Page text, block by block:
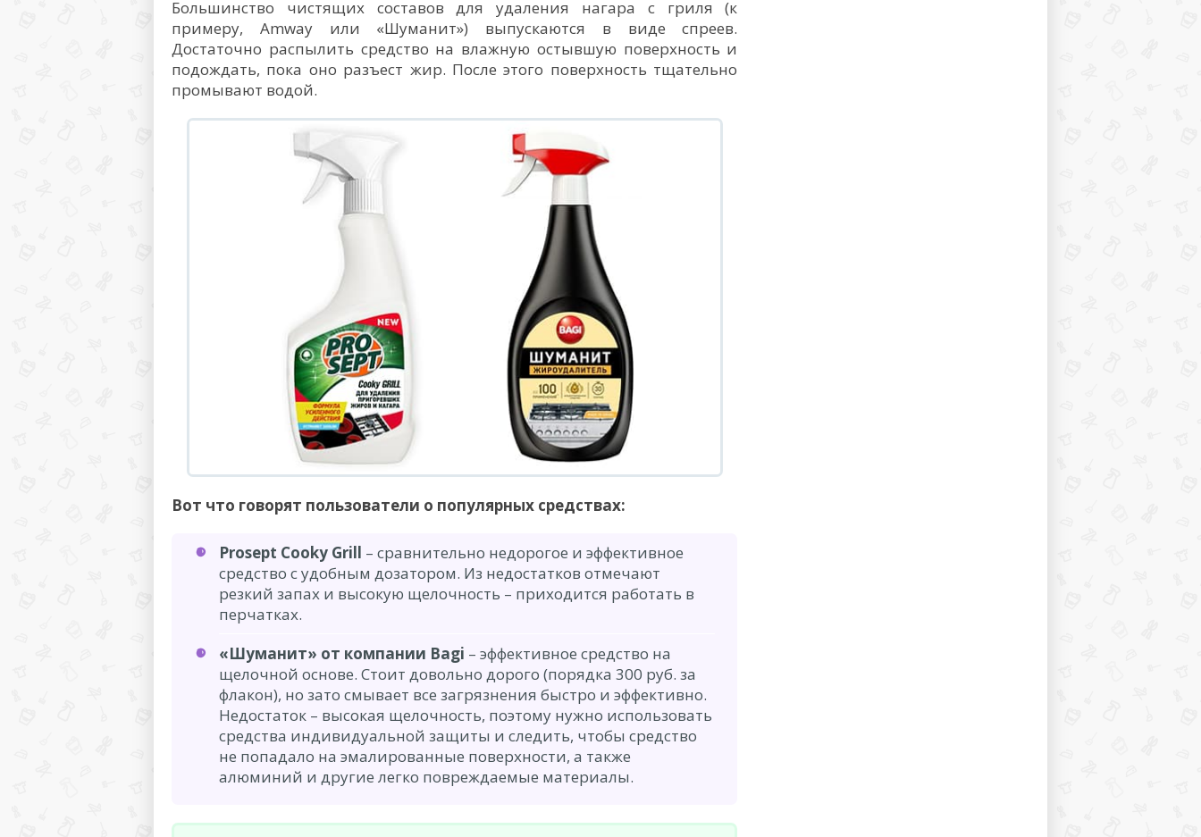
Большинство чистящих составов для удаления нагара с гриля (к
примеру, Amway или «Шуманит») выпускаются в виде спреев.
Достаточно распылить средство на влажную остывшую поверхность и
подождать, пока оно разъест жир. После этого поверхность тщательно
промывают водой.
Вот что говорят пользователи о популярных средствах:
Prosept Cooky Grill – сравнительно недорогое и эффективное
средство с удобным дозатором. Из недостатков отмечают
резкий запах и высокую щелочность – приходится работать в
перчатках.
«Шуманит» от компании Bagi – эффективное средство на
щелочной основе. Стоит довольно дорого (порядка 300 руб. за
флакон), но зато смывает все загрязнения быстро и эффективно.
Недостаток – высокая щелочность, поэтому нужно использовать
средства индивидуальной защиты и следить, чтобы средство
не попадало на эмалированные поверхности, а также
алюминий и другие легко повреждаемые материалы.